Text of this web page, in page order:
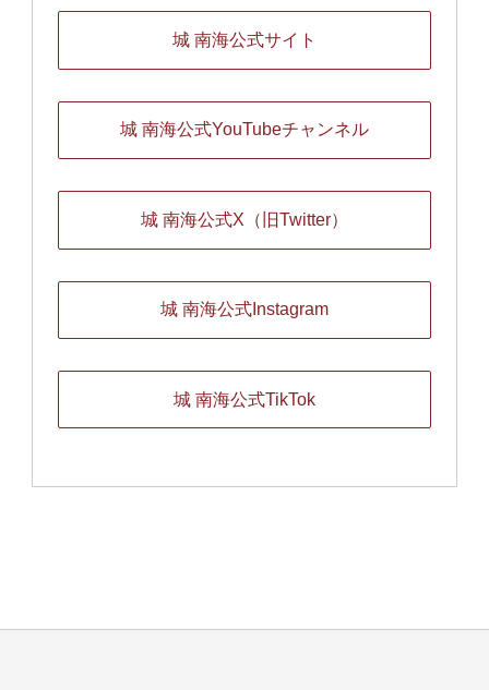
城 南海公式サイト
城 南海公式YouTubeチャンネル
城 南海公式X（旧Twitter）
城 南海公式Instagram
城 南海公式TikTok